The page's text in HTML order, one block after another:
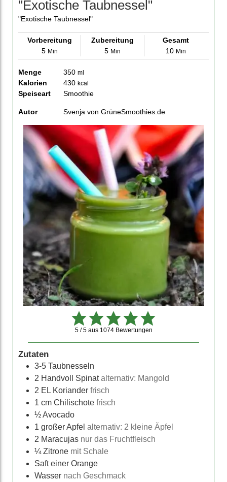
"Exotische Taubnessel"
"Exotische Taubnessel"
Vorbereitung
5 Min
Zubereitung
5 Min
Gesamt
10 Min
Menge 350 ml
Kalorien 430 kcal
Speiseart Smoothie
Autor Svenja von GrüneSmoothies.de
5 / 5aus 1074Bewertungen
Zutaten
3-5 Taubnesseln
2 Handvoll Spinat alternativ: Mangold
2 EL Koriander frisch
1 cm Chilischote frisch
½Avocado
1 großer Apfel alternativ: 2 kleine Äpfel
2 Maracujas nur das Fruchtfleisch
¼ Zitrone mit Schale
Saft einer Orange
Wasser nach Geschmack